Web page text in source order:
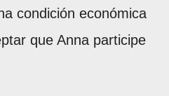
condición económica
que Anna participe